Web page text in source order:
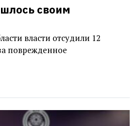
своим
власти отсудили 12
поврежденное